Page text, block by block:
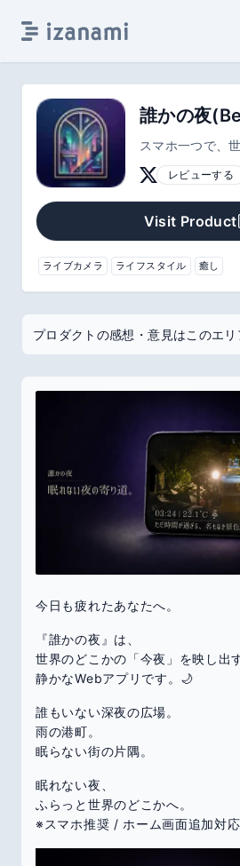
誰かの夜
スマホ一つで、
レビューする
Visit Product
ライブカメラ ライフスタイル 癒し
プロダクトの感想・意見はこのエ
今日も疲れたあなたへ。
『誰かの夜』は、
世界のどこかの「今夜」を映し出す
静かなWebアプリです。🌙
誰もいない深夜の広場。
雨の港町。
眠らない街の片隅。
眠れない夜、
ふらっと世界のどこかへ。
※スマホ推奨 / ホーム画面追加対応